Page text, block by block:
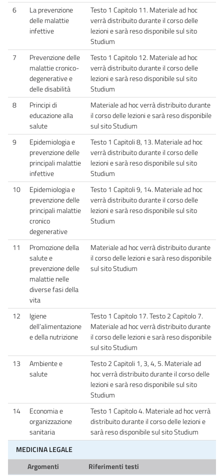
6
La prevenzione
delle malattie
infettive
Testo 1 Capitolo 11. Materiale ad hoc
verrà distribuito durante il corso delle
lezioni e sarà reso disponibile sul sito
Studium
7
Prevenzione delle
malattie cronico-
degenerative e
delle disabilità
Testo 1 Capitolo 12. Materiale ad hoc
verrà distribuito durante il corso delle
lezioni e sarà reso disponibile sul sito
Studium
8
Principi di
educazione alla
salute
Materiale ad hoc verrà distribuito durante
il corso delle lezioni e sarà reso disponibile
sul sito Studium
9
Epidemiologia e
prevenzione delle
principali malattie
infettive
Testo 1 Capitoli 8, 13. Materiale ad hoc
verrà distribuito durante il corso delle
lezioni e sarà reso disponibile sul sito
Studium
10
Epidemiologia e
prevenzione delle
principali malattie
cronico
degenerative
Testo 1 Capitoli 9, 14. Materiale ad hoc
verrà distribuito durante il corso delle
lezioni e sarà reso disponibile sul sito
Studium
11
Promozione della
salute e
prevenzione delle
malattie nelle
diverse fasi della
vita
Materiale ad hoc verrà distribuito durante
il corso delle lezioni e sarà reso disponibile
sul sito Studium
12
Igiene
dell’alimentazione
e della nutrizione
Testo 1 Capitolo 17. Testo 2 Capitolo 7.
Materiale ad hoc verrà distribuito durante
il corso delle lezioni e sarà reso disponibile
sul sito Studium
13
Ambiente e
salute
Testo 2 Capitoli 1, 3, 4, 5. Materiale ad
hoc verrà distribuito durante il corso delle
lezioni e sarà reso disponibile sul sito
Studium
14
Economia e
organizzazione
sanitaria
Testo 1 Capitolo 4. Materiale ad hoc verrà
distribuito durante il corso delle lezioni e
sarà reso disponibile sul sito Studium
MEDICINA LEGALE
Argomenti
Riferimenti testi